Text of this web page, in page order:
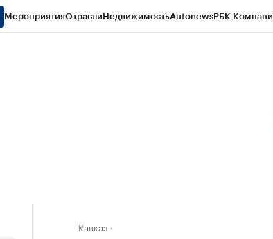
МероприятияОтраслиНедвижимостьAutonewsРБК
Кавказ